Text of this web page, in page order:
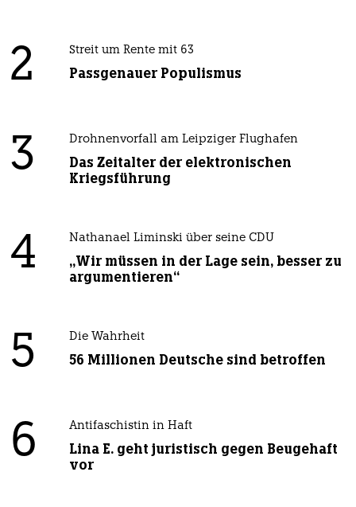
2
Streit um Rente mit 63
Passgenauer Populismus
3 Drohnenvorfall am Leipziger Flughafen
Das Zeitalter der elektronischen
Kriegsführung
4 Nathanael Liminski über seine CDU
„Wir müssen in der Lage sein, besser zu
argumentieren“
5 Die Wahrheit
56 Millionen Deutsche sind betroffen
6 Antifaschistin in Haft
Lina E. geht juristisch gegen Beugehaft
vor